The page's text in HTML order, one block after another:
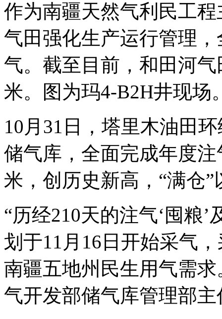
作为南疆天然气利民工
气田强化生产运行管理
气。截至目前，和田河
米。图为玛4-B2H井现场
10月31日，塔里木油田
储气库，全面完成年度
米，创历史新高，“满仓
“历经210天的注气‘囤粮
划于11月16日开始采气
南疆五地州民生用气需
气开发部储气库管理部